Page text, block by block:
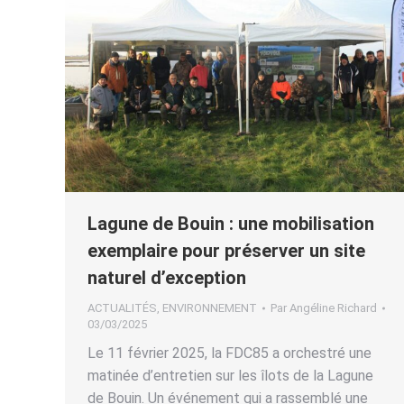
Lagune de Bouin : une mobilisation
exemplaire pour préserver un site
naturel d’exception
ACTUALITÉS, ENVIRONNEMENT Par Angéline Richard
03/03/2025
Le 11 février 2025, la FDC85 a orchestré une
matinée d’entretien sur les îlots de la Lagune
de Bouin. Un événement qui a rassemblé une